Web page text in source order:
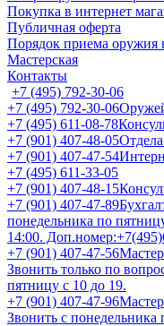
Покупка в интернет
Публичная оферта
Порядок приема оружия
Мастерская
Контакты
+7 (495) 792-30-06
+7 (495) 792-30-06
+7 (495) 611-08-78
+7 (901) 407-48-05
+7 (901) 407-47-54
+7 (495) 611-33-05
+7 (901) 407-48-15
+7 (901) 407-47-89
понедельника по
14:00.
+7 (901) 407-47-56
Звонить только по
пятницу с 10 до 19.
+7 (901) 407-47-96
Звонить с понедельника